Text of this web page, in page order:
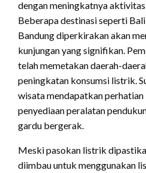
dengan meningkatnya
Beberapa destinasi seperti
Bandung diperkirakan akan
kunjungan yang signifikan.
telah memetakan daerah-
peningkatan konsumsi listrik.
wisata mendapatkan perhatian
penyediaan peralatan
gardu bergerak.
Meski pasokan listrik
diimbau untuk menggunakan